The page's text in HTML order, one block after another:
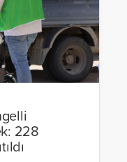
228